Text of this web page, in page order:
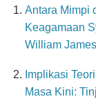
Antara Mimpi
Keagamaan
William James
Implikasi
Masa Kini: